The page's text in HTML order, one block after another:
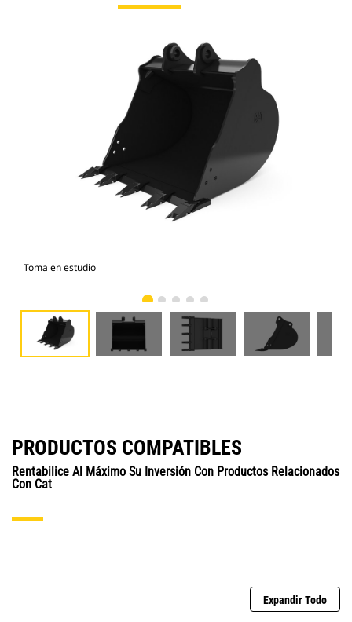
Toma en estudio
PRODUCTOS COMPATIBLES
Rentabilice Al Máximo Su Inversión Con Productos Relacionados
Con Cat
Expandir Todo